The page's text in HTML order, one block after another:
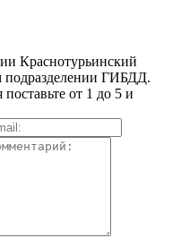
Краснотурьинский
подразделении ГИБДД.
от 1 до 5 и